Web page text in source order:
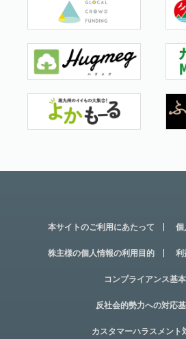
本サイトのご利用にあたって 個
株主様の個人情報の利用目的 利
コンプライアンス基
反社会的勢力への対応
カスタマーハラスメント